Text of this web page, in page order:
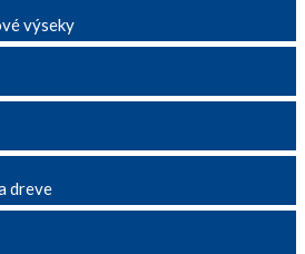
výseky
dreve